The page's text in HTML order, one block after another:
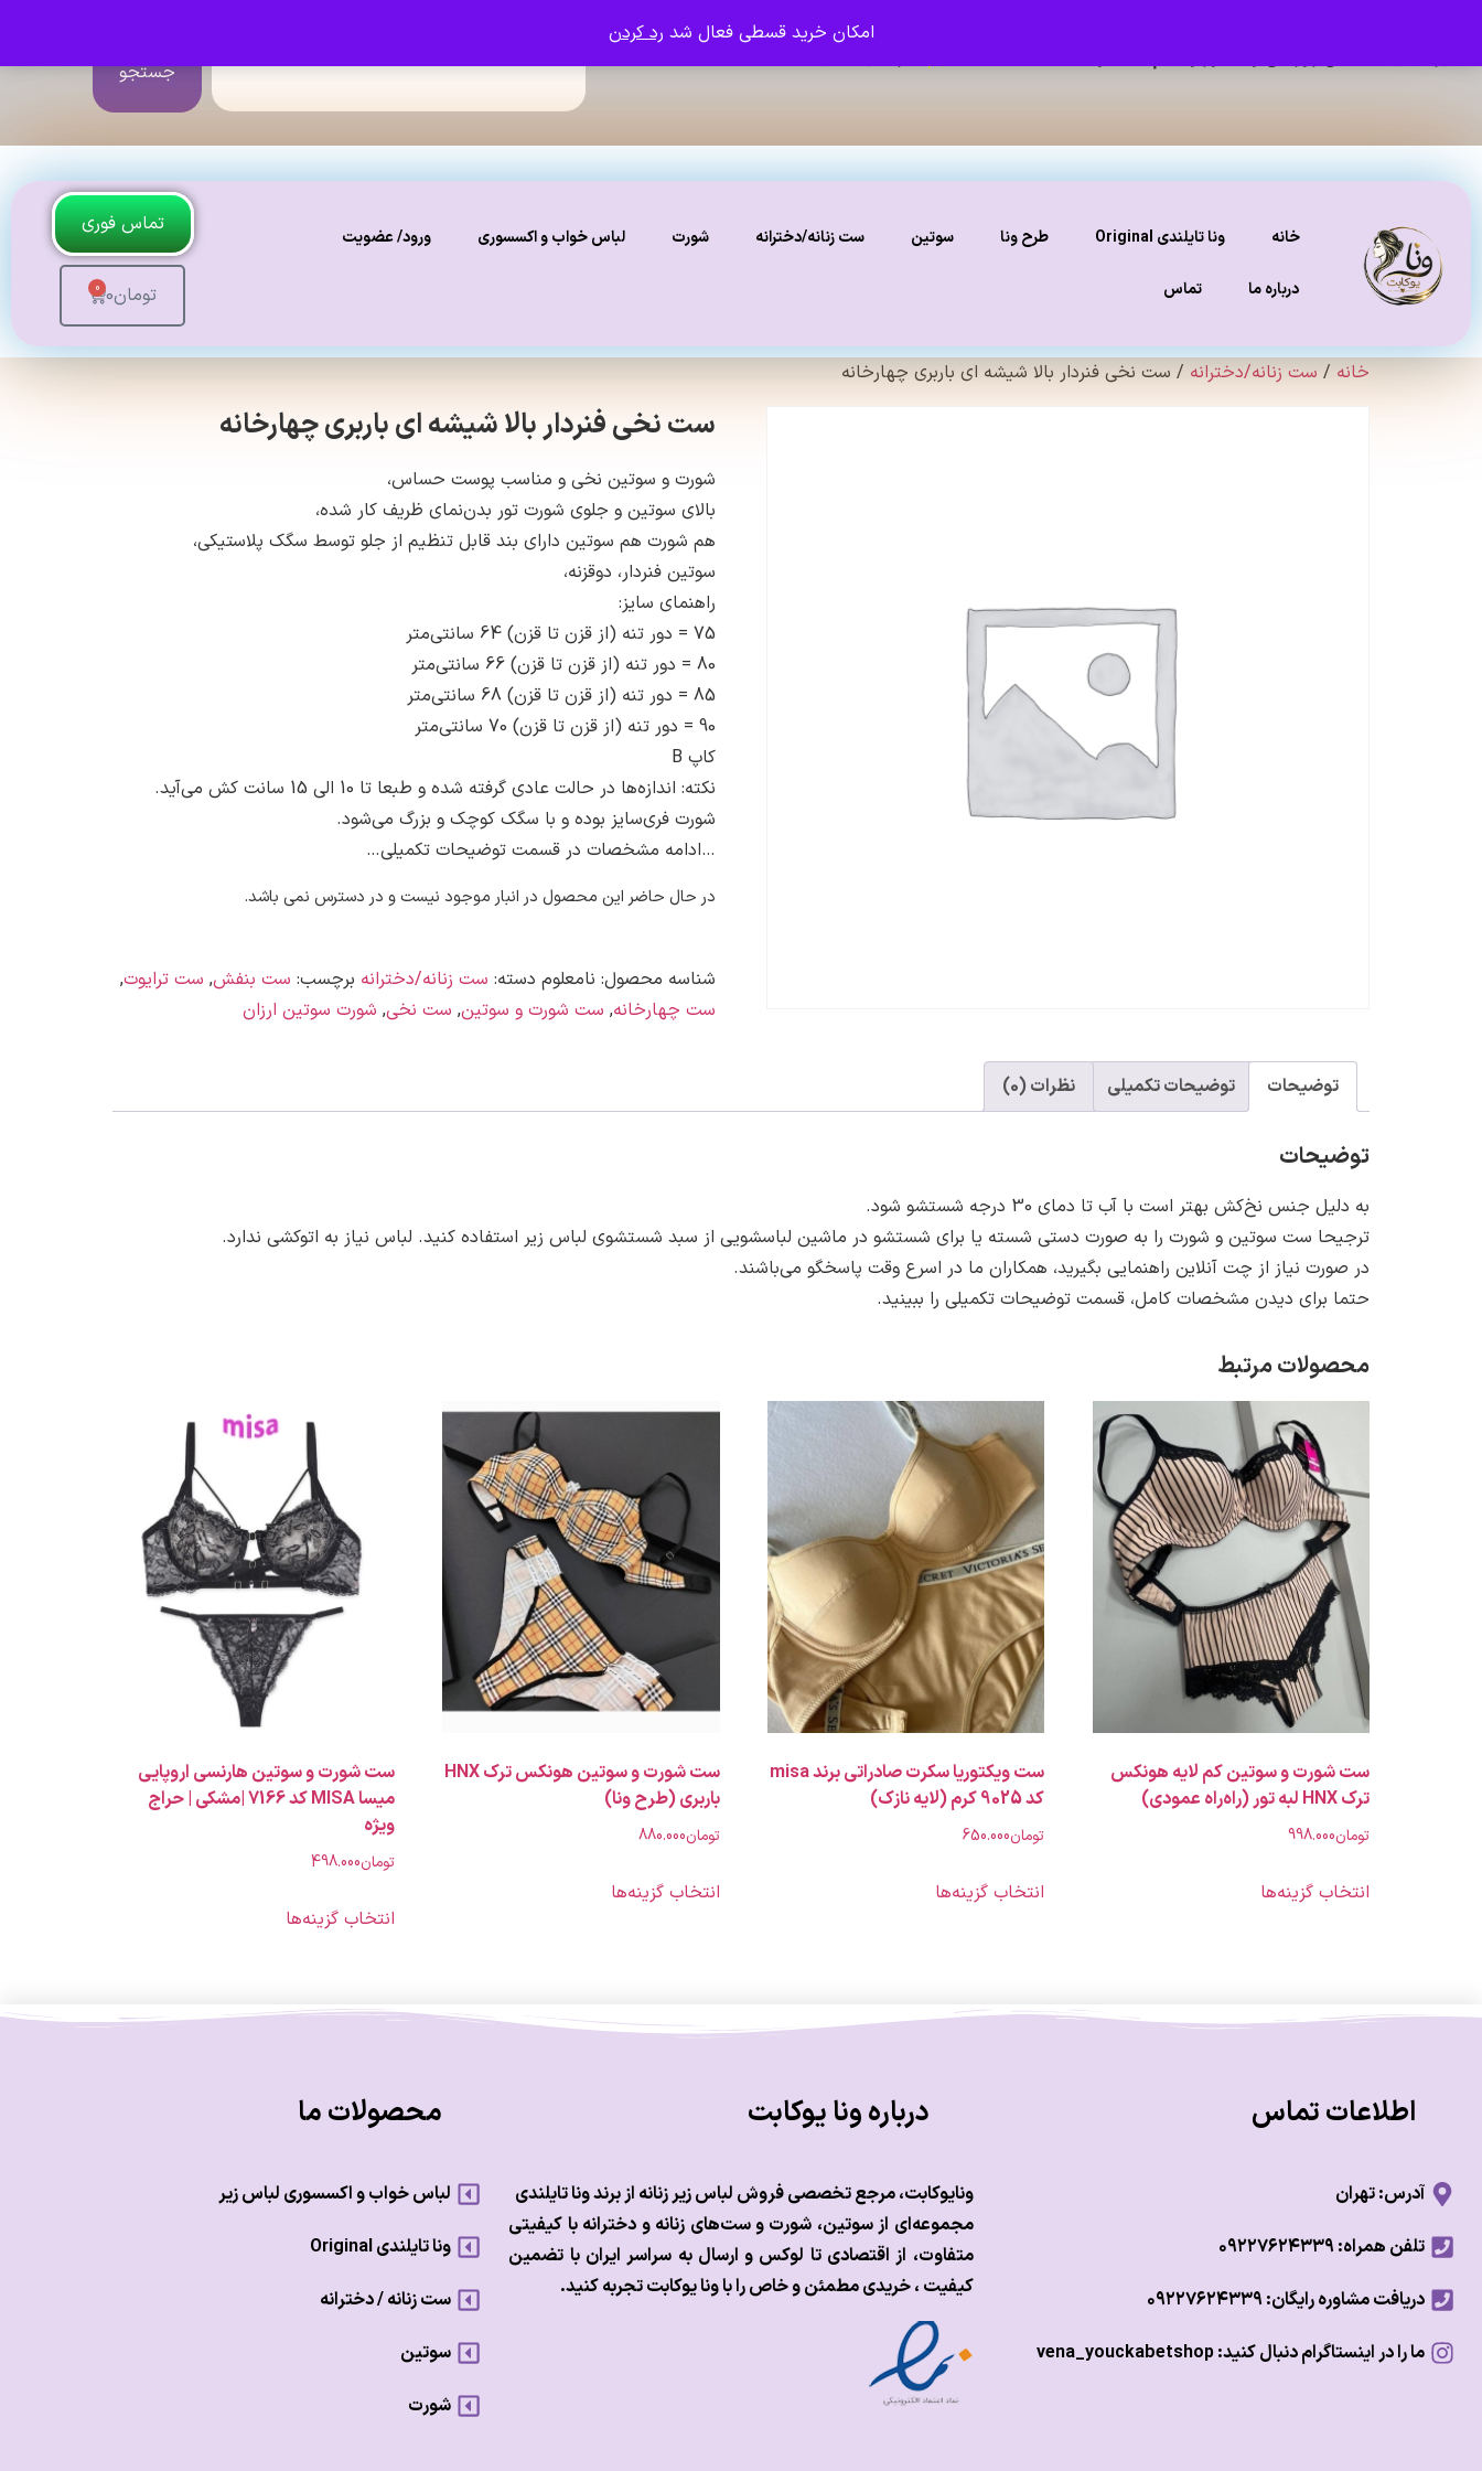
امکان خرید قسطی فعال شد رد کردن
جستجو
خانه ونا تایلندی Original طرح ونا سوتین ست زنانه/دخترانه شورت لباس خواب و اکسسوری ورود/ عضویت
درباره ما تماس
تماس فوری
تومان0
0
خانه / ست زنانه/دخترانه / ست نخی فنردار بالا شیشه ای باربری چهارخانه
ست نخی فنردار بالا شیشه ای باربری چهارخانه
شورت و سوتین نخی و مناسب پوست حساس،
بالای سوتین و جلوی شورت تور بدن‌نمای ظریف کار شده،
هم شورت هم سوتین دارای بند قابل تنظیم از جلو توسط سگک پلاستیکی،
سوتین فنردار، دوقزنه،
راهنمای سایز:
75 = دور تنه (از قزن تا قزن) 64 سانتی‌متر
80 = دور تنه (از قزن تا قزن) 66 سانتی‌متر
85 = دور تنه (از قزن تا قزن) 68 سانتی‌متر
90 = دور تنه (از قزن تا قزن) 70 سانتی‌متر
کاپ B
نکته: اندازه‌ها در حالت عادی گرفته شده و طبعا تا 10 الی 15 سانت کش می‌آید.
شورت فری‌سایز بوده و با سگک کوچک و بزرگ می‌شود.
…ادامه مشخصات در قسمت توضیحات تکمیلی…
در حال حاضر این محصول در انبار موجود نیست و در دسترس نمی باشد.
شناسه محصول: نامعلوم دسته: ست زنانه/دخترانه برچسب: ست بنفش, ست ترایوت,
ست چهارخانه, ست شورت و سوتین, ست نخی, شورت سوتین ارزان
توضیحات توضیحات تکمیلی نظرات (0)
توضیحات
به دلیل جنس نخ‌کش بهتر است با آب تا دمای 30 درجه شستشو شود.
ترجیحا ست سوتین و شورت را به صورت دستی شسته یا برای شستشو در ماشین لباسشویی از سبد شستشوی لباس زیر استفاده کنید. لباس نیاز به اتوکشی ندارد.
در صورت نیاز از چت آنلاین راهنمایی بگیرید، همکاران ما در اسرع وقت پاسخگو می‌باشند.
حتما برای دیدن مشخصات کامل، قسمت توضیحات تکمیلی را ببینید.
محصولات مرتبط
ست شورت و سوتین کم لایه هونکس
ترک HNX لبه تور (راه‌راه عمودی)
تومان998.000
انتخاب گزینه‌ها
ست ویکتوریا سکرت صادراتی برند misa
کد 9025 کرم (لایه نازک)
تومان650.000
انتخاب گزینه‌ها
ست شورت و سوتین هونکس ترک HNX
باربری (طرح ونا)
تومان880.000
انتخاب گزینه‌ها
ست شورت و سوتین هارنسی اروپایی
میسا MISA کد 7166 |مشکی | حراج
ویژه
تومان498.000
انتخاب گزینه‌ها
اطلاعات تماس
آدرس: تهران
تلفن همراه: ۰۹۲۲۷۶۲۴۳۳۹
دریافت مشاوره رایگان: ۰۹۲۲۷۶۲۴۳۳۹
ما را در اینستاگرام دنبال کنید: vena_youckabetshop
درباره ونا یوکابت
ونایوکابت، مرجع تخصصی فروش لباس زیر زنانه از برند ونا تایلندی
مجموعه‌ای از سوتین، شورت و ست‌های زنانه و دخترانه با کیفیتی
متفاوت، از اقتصادی تا لوکس و ارسال به سراسر ایران با تضمین
کیفیت ، خریدی مطمئن و خاص را با ونا یوکابت تجربه کنید.
محصولات ما
لباس خواب و اکسسوری لباس زیر
ونا تایلندی Original
ست زنانه / دخترانه
سوتین
شورت